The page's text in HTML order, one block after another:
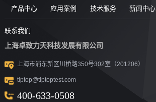
产品中心
道路现场检
测设备
沥青/沥青胶
结料测试设
沥青混合料
土力学测试
应用案例
视频
技术服务
团队风采
UTM升级
新闻中心
联系我们
上海卓致力天科技发展有限公司
上海市浦东新区川桥路350号302室（201206）
tiptop@tiptoptest.com
400-633-0508